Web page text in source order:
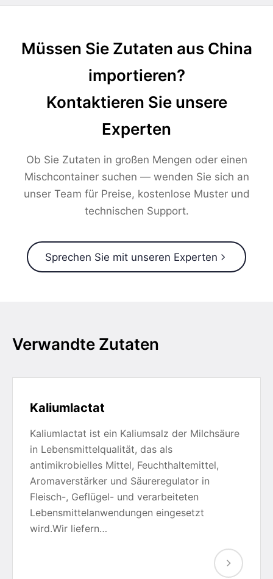
Müssen Sie Zutaten aus China
importieren?
Kontaktieren Sie unsere
Experten
Ob Sie Zutaten in großen Mengen oder einen
Mischcontainer suchen — wenden Sie sich an
unser Team für Preise, kostenlose Muster und
technischen Support.
Sprechen Sie mit unseren Experten
Verwandte Zutaten
Kaliumlactat
Kaliumlactat ist ein Kaliumsalz der Milchsäure
in Lebensmittelqualität, das als
antimikrobielles Mittel, Feuchthaltemittel,
Aromaverstärker und Säureregulator in
Fleisch-, Geflügel- und verarbeiteten
Lebensmittelanwendungen eingesetzt
wird.Wir liefern…